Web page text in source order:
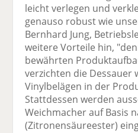
leicht verlegen und
genauso robust wie
Bernhard Jung,
weitere Vorteile hin,
bewährten
verzichten die Dessauer
Vinylbelägen in der
Stattdessen werden
Weichmacher auf Basis
(Zitronensäureester)